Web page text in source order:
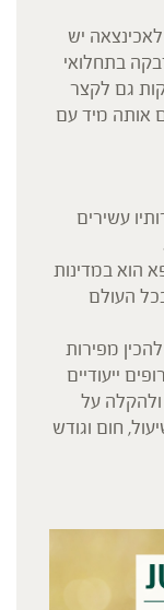
יש
בתחלואי
גם לקצר
אותה מיד עם
עשירים
הוא במדינות
העולם
מפירות
ייעודיים
על
חום וגודש